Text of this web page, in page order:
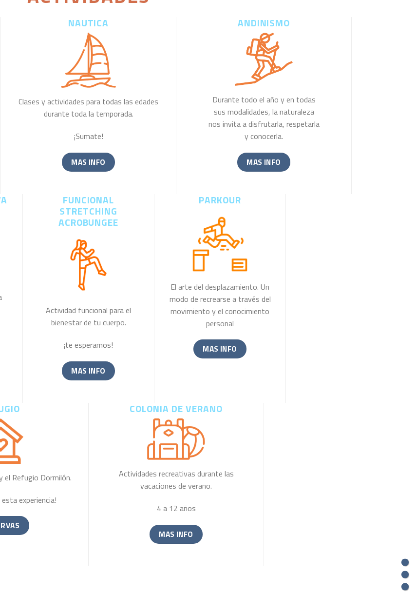
NAUTICA
Clases y actividades para todas las edades
durante toda la temporada.
¡Sumate!
MAS INFO
ANDINISMO
Durante todo el año y en todas
sus modalidades, la naturaleza
nos invita a disfrutarla, respetarla
y conocerla.
MAS INFO
FUNCIONAL
STRETCHING
ACROBUNGEE
Actividad funcional para el
bienestar de tu cuerpo.
¡te esperamos!
MAS INFO
PARKOUR
El arte del desplazamiento. Un
modo de recrearse a través del
movimiento y el conocimiento
personal
MAS INFO
Refugio Dormilón.
experiencia!
COLONIA DE VERANO
Actividades recreativas durante las
vacaciones de verano.
4 a 12 años
MAS INFO